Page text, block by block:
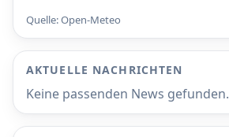
Quelle: Open-Meteo
AKTUELLE NACHRICHTEN
Keine passenden News gefunden.